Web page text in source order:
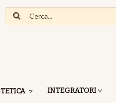
INTEGRATORI